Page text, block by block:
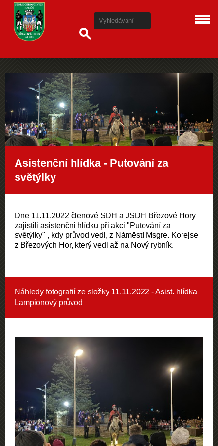
Asistenční hlídka - Putování za
světýlky
Dne 11.11.2022 členové SDH a JSDH Březové Hory
zajistili asistenční hlídku při akci "Putování za
světýlky" , kdy průvod vedl, z Náměstí Msgre. Korejse
z Březových Hor, který vedl až na Nový rybník.
Náhledy fotografií ze složky 11.11.2022 - Asist. hlídka
Lampionový průvod